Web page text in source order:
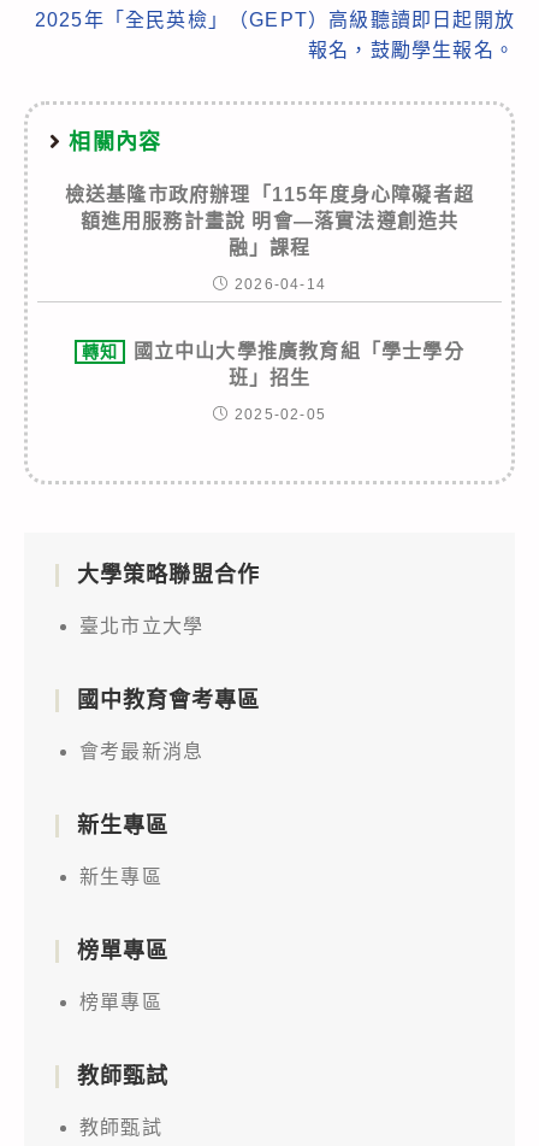
2025年「全民英檢」（GEPT）高級聽讀即日起開放
報名，鼓勵學生報名。
相關內容
檢送基隆市政府辦理「115年度身心障礙者超
額進用服務計畫說 明會—落實法遵創造共
融」課程
2026-04-14
轉知
國立中山大學推廣教育組「學士學分
班」招生
2025-02-05
大學策略聯盟合作
臺北市立大學
國中教育會考專區
會考最新消息
新生專區
新生專區
榜單專區
榜單專區
教師甄試
教師甄試